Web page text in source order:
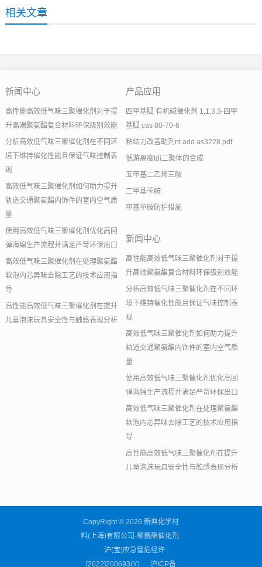
相关文章
新闻中心
高性能高效低气味三聚催化剂对于提
升高端聚氨酯复合材料环保级别效能
分析高效低气味三聚催化剂在不同环
境下维持催化性能且保证气味控制表
现
高效低气味三聚催化剂如何助力提升
轨道交通聚氨酯内饰件的室内空气质
量
使用高效低气味三聚催化剂优化高回
弹海绵生产流程并满足严苛环保出口
高效低气味三聚催化剂在处理聚氨酯
软泡内芯异味去除工艺的技术应用指
导
高性能高效低气味三聚催化剂在提升
儿童泡沫玩具安全性与触感表现分析
产品应用
四甲基胍 有机碱催化剂 1,1,3,3-四甲
基胍 cas 80-70-6
粘结力改善助剂nt add as3228.pdf
低游离度tdi三聚体的合成
五甲基二乙烯三胺
二甲基苄胺
甲基单胺防护措施
新闻中心
高性能高效低气味三聚催化剂对于提
升高端聚氨酯复合材料环保级别效能
分析高效低气味三聚催化剂在不同环
境下维持催化性能且保证气味控制表
现
高效低气味三聚催化剂如何助力提升
轨道交通聚氨酯内饰件的室内空气质
量
使用高效低气味三聚催化剂优化高回
弹海绵生产流程并满足严苛环保出口
高效低气味三聚催化剂在处理聚氨酯
软泡内芯异味去除工艺的技术应用指
导
高性能高效低气味三聚催化剂在提升
儿童泡沫玩具安全性与触感表现分析
CopyRight © 2026 新典化学材
料(上海)有限公司-聚氨酯催化剂
沪(宝)应急管危经许
[2022]200693(Y) 沪ICP备